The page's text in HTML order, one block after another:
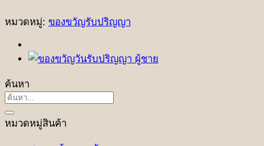
หมวดหมู่: ของขวัญรับปริญญา
ค้นหา
ค้นหา:
หมวดหมู่สินค้า